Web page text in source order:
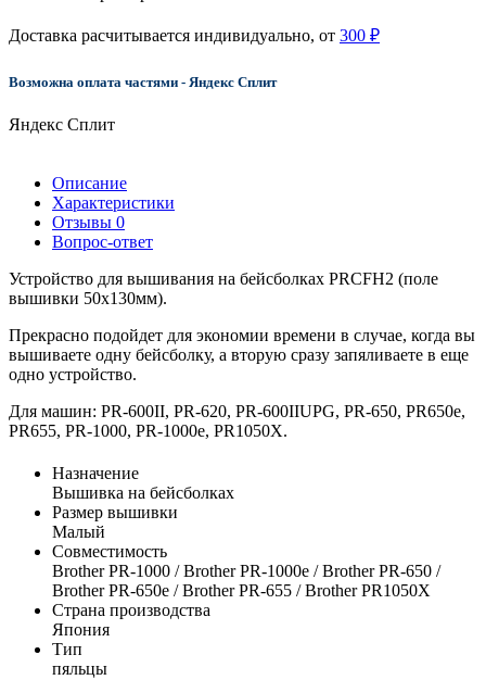
Доставка расчитывается индивидуально, от 300 ₽
Возможна оплата частями - Яндекс Сплит
Яндекс Сплит
Описание
Характеристики
Отзывы 0
Вопрос-ответ
Устройство для вышивания на бейсболках PRCFH2 (поле
вышивки 50x130мм).
Прекрасно подойдет для экономии времени в случае, когда вы
вышиваете одну бейсболку, а вторую сразу запяливаете в еще
одно устройство.
Для машин: PR-600II, PR-620, PR-600IIUPG, PR-650, PR650e,
PR655, PR-1000, PR-1000e, PR1050X.
Назначение
Вышивка на бейсболках
Размер вышивки
Малый
Совместимость
Brother PR-1000 / Brother PR-1000e / Brother PR-650 /
Brother PR-650e / Brother PR-655 / Brother PR1050X
Страна производства
Япония
Тип
пяльцы